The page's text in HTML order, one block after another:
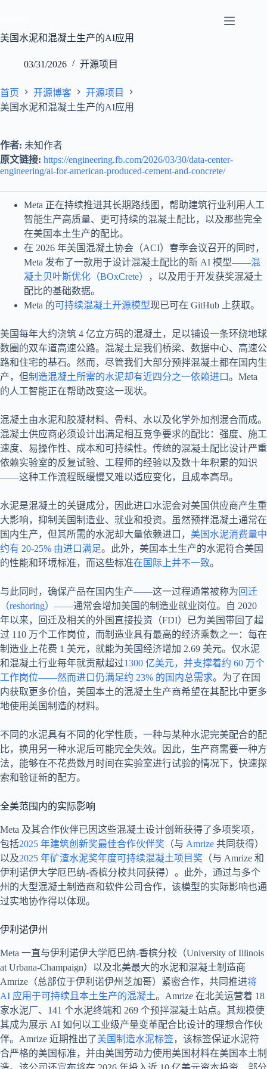
内
美国水泥和混凝土生产的AI应用
03/31/2026 开源项目
首页 开源博客
开源项目
美国水泥和混凝土生产的AI应用
作者: 未知作者
原文链接: https://engineering.fb.com/2026/03/30/data-center-
engineering/ai-for-american-produced-cement-and-concrete/
Meta 正在持续推进其长期路线图，帮助建筑行业利用人工
智能生产高质量、更可持续的混凝土配比，以及那些完全
在美国本土生产的配比。
在 2026 年美国混凝土协会（ACI）春季会议召开的同时，
Meta 发布了一款用于设计混凝土配比的新 AI 模型——混
凝土贝叶斯优化（BOxCrete）
，以及用于开发获奖混凝土
配比的基础数据。
Meta 的可持续混凝土开源模型现已可在 GitHub 上获取。
美国每年大约浇筑 4 亿立方码的混凝土，足以铺设一条环绕地球
数圈的双车道高速公路。混凝土是我们桥梁、数据中心、高速公
路和住宅的基石。然而，尽管我们大部分预拌混凝土都在国内生
产，但制造混凝土所需的水泥却有近四分之一依赖进口。Meta
的人工智能正在帮助改变这一现状。
混凝土由水泥和胶凝材料、骨料、水以及化学外加剂混合而成。
混凝土供应商必须设计出满足相互竞争要求的配比：强度、施工
速度、易操作性、成本和可持续性。传统的混凝土配比设计严重
依赖实验室的反复试验、工程师的经验以及数十年积累的知识
——这种工作流程既缓慢又难以适应变化，且成本高昂。
水泥是混凝土的关键成分，因此进口水泥会对美国供应商产生重
大影响，抑制美国制造业、就业和投资。虽然预拌混凝土通常在
国内生产，但其所需的水泥却大量依赖进口， 美国水泥消费量中
约有 20-25% 由进口满足。此外，美国本土生产的水泥符合美国
的性能和环境标准，而这些标准在国际上并不一致。
与此同时，确保产品在国内生产——这一过程通常被称为 回迁
（reshoring） ——通常会增加美国的制造业就业岗位。自 2020
年以来，回迁及相关的外国直接投资（FDI）已为美国带回了超
过 110 万个工作岗位，而制造业具有最高的经济乘数之一：每在
制造业上花费 1 美元，就能为美国经济增加 2.69 美元。仅水泥
和混凝土行业每年就贡献超过1300 亿美元，并支撑着约 60 万个
工作岗位——然而进口仍满足约 23% 的国内总需求。为了在国
内获取更多价值，美国本土的混凝土生产商希望在其配比中更多
地使用美国制造的材料。
不同的水泥具有不同的化学性质，一种与某种水泥完美配合的配
比，换用另一种水泥后可能完全失效。因此，生产商需要一种方
法，能够在不花费数月时间在实验室进行试验的情况下，快速探
索和验证新的配方。
全美范围内的实际影响
Meta 及其合作伙伴已因这些混凝土设计创新获得了多项奖项，
包括2025 年建筑创新奖最佳合作伙伴奖 （与 Amrize 共同获得）
以及2025 年矿渣水泥奖年度可持续混凝土项目奖 （与 Amrize 和
伊利诺伊大学厄巴纳-香槟分校共同获得）。此外，通过与多个
州的大型混凝土制造商和软件公司合作，该模型的实际影响也通
过实地协作得以体现。
伊利诺伊州
Meta 一直与伊利诺伊大学厄巴纳-香槟分校（University of Illinois
at Urbana-Champaign）以及北美最大的水泥和混凝土制造商
Amrize（总部位于伊利诺伊州芝加哥）紧密合作，共同推进将
AI 应用于可持续且本土生产的混凝土。Amrize 在北美运营着 18
家水泥厂、141 个水泥终端和 269 个预拌混凝土站点。其规模使
其成为展示 AI 如何以工业级产量变革配合比设计的理想合作伙
伴。Amrize 近期推出了美国制造水泥标签，该标签保证水泥符
合严格的美国标准，并由美国劳动力使用美国材料在美国本土制